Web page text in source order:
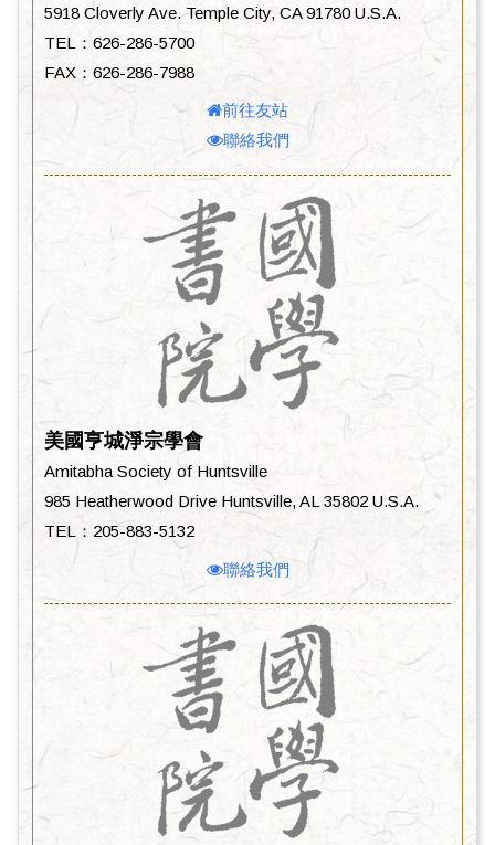
5918 Cloverly Ave. Temple City, CA 91780 U.S.A.
TEL：626-286-5700
FAX：626-286-7988
前往友站
聯絡我們
美國亨城淨宗學會
Amitabha Society of Huntsville
985 Heatherwood Drive Huntsville, AL 35802 U.S.A.
TEL：205-883-5132
聯絡我們